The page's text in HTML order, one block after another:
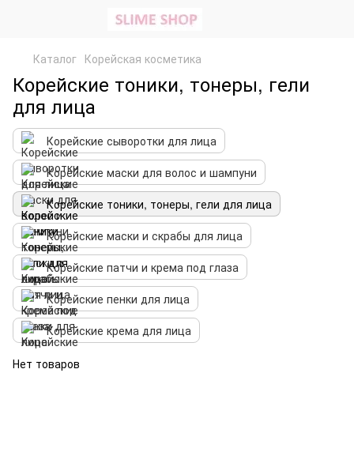
Каталог Корейская косметика
Корейские тоники, тонеры, гели
для лица
Корейские сыворотки для лица
Корейские маски для волос и шампуни
Корейские тоники, тонеры, гели для лица
Корейские маски и скрабы для лица
Корейские патчи и крема под глаза
Корейские пенки для лица
Корейские крема для лица
Нет товаров